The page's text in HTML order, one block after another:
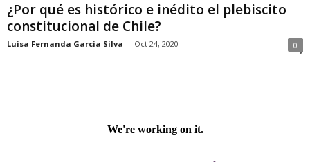
¿Por qué es histórico e inédito el plebiscito
constitucional de Chile?
Luisa Fernanda Garcia Silva - Oct 24, 2020 0